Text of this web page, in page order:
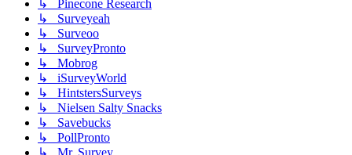
↳ Pinecone Research
↳ Surveyeah
↳ Surveoo
↳ SurveyPronto
↳ Mobrog
↳ iSurveyWorld
↳ HintstersSurveys
↳ Nielsen Salty Snacks
↳ Savebucks
↳ PollPronto